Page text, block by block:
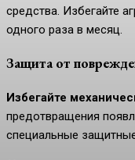
средства. Избегайте
одного раза в месяц.
Защита от
Избегайте
предотвращения
специальные